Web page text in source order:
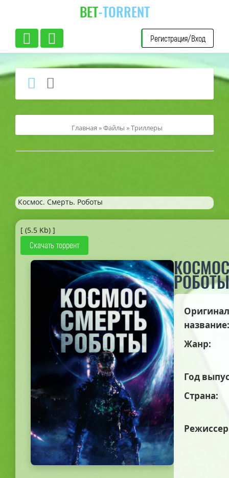
BET-TORRENT
Регистрация/Вход
Главная »Файлы »Триллеры
Космос. Смерть. Роботы
[ (5.5 Kb) ]
Скачать торрент
РОБОТЫ
название:
Жанр:
Год
Страна: